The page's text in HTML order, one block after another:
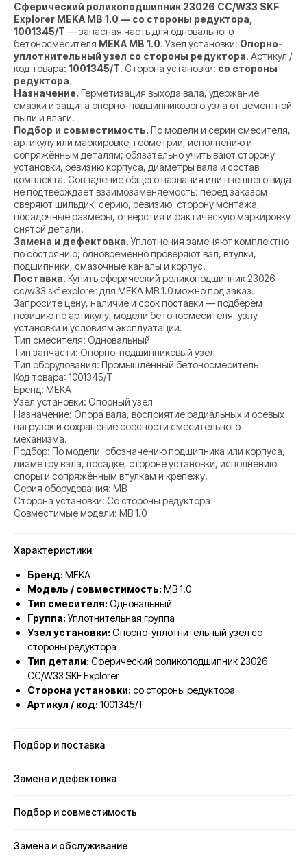
Сферический роликоподшипник 23026 CC/W33 SKF
Explorer MEKA MB 1.0 — со стороны редуктора,
1001345/T — запасная часть для одновального
бетоносмесителя MEKA MB 1.0. Узел установки: Опорно-
уплотнительный узел со стороны редуктора. Артикул /
код товара: 1001345/T. Сторона установки: со стороны
редуктора.
Назначение. Герметизация выхода вала, удержание
смазки и защита опорно-подшипникового узла от цементной
пыли и влаги.
Подбор и совместимость. По модели и серии смесителя,
артикулу или маркировке, геометрии, исполнению и
сопряжённым деталям; обязательно учитывают сторону
установки, ревизию корпуса, диаметры вала и состав
комплекта. Совпадение общего названия или внешнего вида
не подтверждает взаимозаменяемость: перед заказом
сверяют шильдик, серию, ревизию, сторону монтажа,
посадочные размеры, отверстия и фактическую маркировку
снятой детали.
Замена и дефектовка.Уплотнения заменяют комплектно
по состоянию; одновременно проверяют вал, втулки,
подшипники, смазочные каналы и корпус.
Поставка. Купить сферический роликоподшипник 23026
cc/w33 skf explorer для MEKA MB 1.0 можно под заказ.
Запросите цену, наличие и срок поставки — подберём
позицию по артикулу, модели бетоносмесителя, узлу
установки и условиям эксплуатации.
Тип смесителя: Одновальный
Тип запчасти: Опорно-подшипниковый узел
Тип оборудования: Промышленный бетоносмеситель
Код товара: 1001345/T
Бренд: MEKA
Узел установки: Опорный узел
Назначение: Опора вала, восприятие радиальных и осевых
нагрузок и сохранение соосности смесительного
механизма.
Подбор: По модели, обозначению подшипника или корпуса,
диаметру вала, посадке, стороне установки, исполнению
опоры и сопряжённым втулкам и крепежу.
Серия оборудования: MB
Сторона установки: Со стороны редуктора
Совместимые модели: MB 1.0
Характеристики
Бренд: MEKA
Модель / совместимость: MB 1.0
Тип смесителя: Одновальный
Группа:Уплотнительная группа
Узел установки: Опорно-уплотнительный узел со
стороны редуктора
Тип детали: Сферический роликоподшипник 23026
CC/W33 SKF Explorer
Сторона установки: со стороны редуктора
Артикул / код: 1001345/T
Подбор и поставка
Замена и дефектовка
Подбор и совместимость
Замена и обслуживание